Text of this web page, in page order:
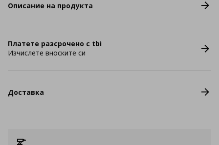
Описание на продукта
Платете разсрочено с tbi
Изчислете вноските си
Доставка